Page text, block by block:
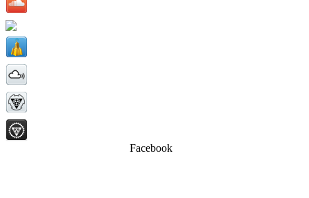
Facebook